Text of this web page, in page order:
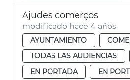
Ajudes comerços
modificado hace 4 años
AYUNTAMIENTO
TODAS LAS AUDIENCIAS
EN PORTADA
EN